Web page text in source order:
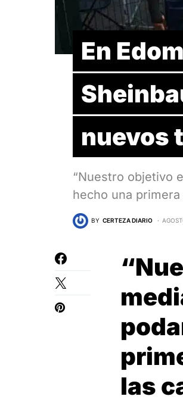
En
nuevos
“Nuestro objetivo
hecho una
BY CERTEZA DIARIO
las